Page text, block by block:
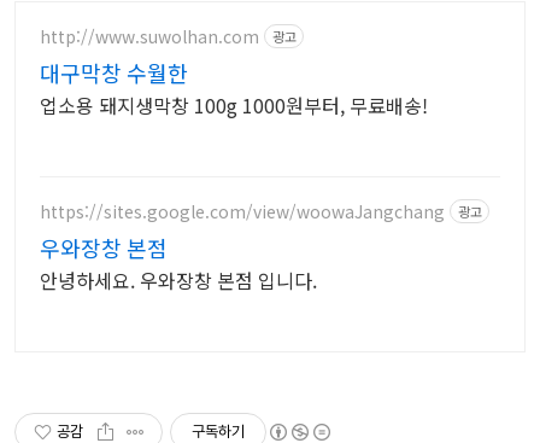
http://www.suwolhan.com 광고
대구막창 수월한
업소용 돼지생막창 100g 1000원부터, 무료배송!
https://sites.google.com/view/woowaJangchang 광고
우와장창 본점
안녕하세요. 우와장창 본점 입니다.
공감 구독하기